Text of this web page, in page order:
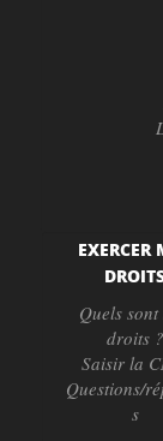
EXERCER
Quels sont
droits ?
Saisir la
Questions/
s